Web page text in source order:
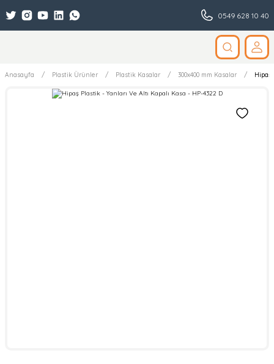
0549 628 10 40
Anasayfa Plastik Ürünler Plastik Kasalar 300x400 mm Kasalar Hipaş